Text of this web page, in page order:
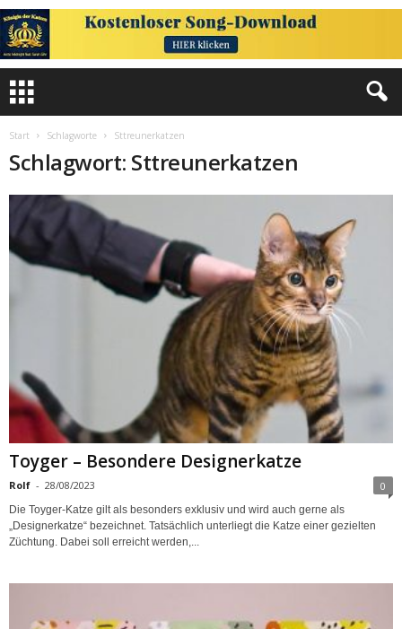
Start Schlagworte Sttreunerkatzen
Schlagwort: Sttreunerkatzen
Toyger – Besondere Designerkatze
Rolf - 28/08/2023 0
Die Toyger-Katze gilt als besonders exklusiv und wird auch gerne als
„Designerkatze“ bezeichnet. Tatsächlich unterliegt die Katze einer gezielten
Züchtung. Dabei soll erreicht werden,...